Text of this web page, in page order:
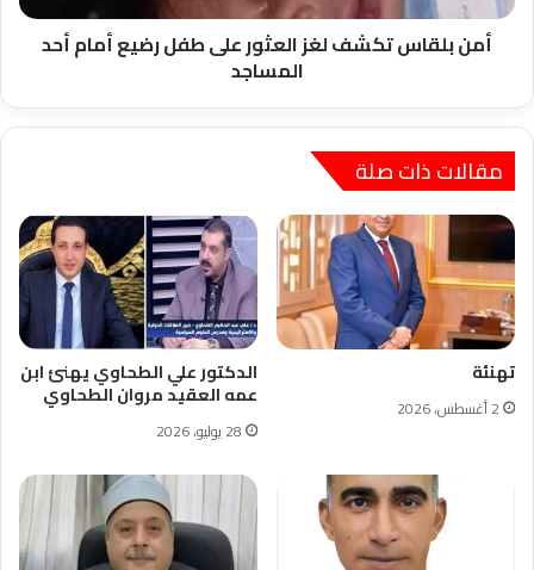
أمام
المساجد
أمن بلقاس تكشف لغز العثور على طفل رضيع أمام أحد
المساجد
مقالات ذات صلة
تهنئة
2 أغسطس، 2026
الدكتور علي الطحاوي يهنئ ابن
عمه العقيد مروان الطحاوي
28 يوليو، 2026